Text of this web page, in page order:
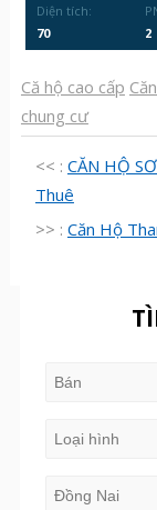
Diện tích:
70
2
Că hộ cao cấp
chung cư
<< : CĂN HỘ
Thuê
>> : Căn Hộ